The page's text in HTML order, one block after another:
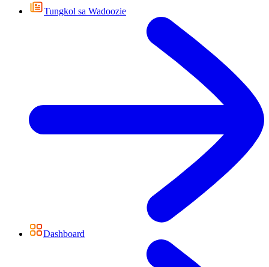
Tungkol sa Wadoozie
Dashboard